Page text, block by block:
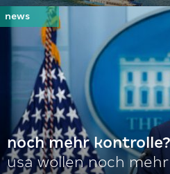
noch mehr kontrolle?
usa wollen noch